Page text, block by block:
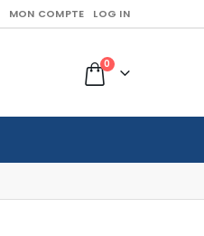
MON COMPTE LOG IN
0